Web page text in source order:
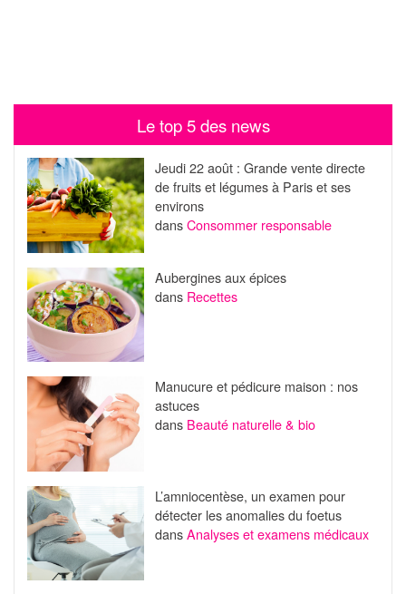
Le top 5 des news
Jeudi 22 août : Grande vente directe
de fruits et légumes à Paris et ses
environs
dansConsommer responsable
Aubergines aux épices
dans Recettes
Manucure et pédicure maison : nos
astuces
dans Beauté naturelle & bio
L’amniocentèse, un examen pour
détecter les anomalies du foetus
dansAnalyses et examens médicaux